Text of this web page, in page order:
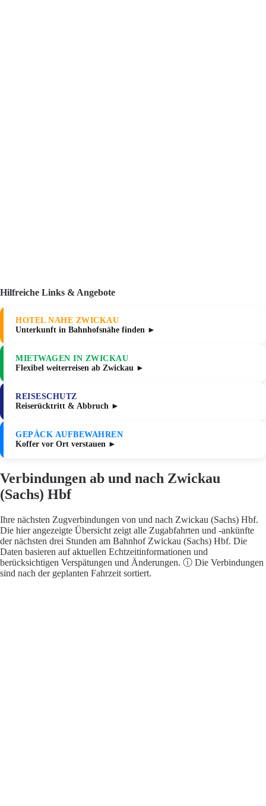
Hilfreiche Links & Angebote
HOTEL NAHE ZWICKAU
Unterkunft in Bahnhofsnähe finden ►
MIETWAGEN IN ZWICKAU
Flexibel weiterreisen ab Zwickau ►
REISESCHUTZ
Reiserücktritt & Abbruch ►
GEPÄCK AUFBEWAHREN
Koffer vor Ort verstauen ►
Verbindungen ab und nach Zwickau
(Sachs) Hbf
Ihre nächsten Zugverbindungen von und nach Zwickau (Sachs) Hbf.
Die hier angezeigte Übersicht zeigt alle Zugabfahrten und -ankünfte
der nächsten drei Stunden am Bahnhof Zwickau (Sachs) Hbf. Die
Daten basieren auf aktuellen Echtzeitinformationen und
berücksichtigen Verspätungen und Änderungen. ⓘ Die Verbindungen
sind nach der geplanten Fahrzeit sortiert.